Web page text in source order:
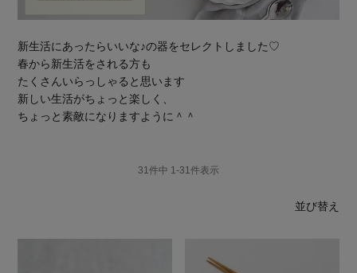
新生活にあったらいいな♪の器をセレクトしました♡
春から新生活をされる方も
たくさんいらっしゃると思います
新しい生活がちょっと楽しく、
ちょっと素敵になりますように＾＾
並び替え
31 件中 1 -31 件表示